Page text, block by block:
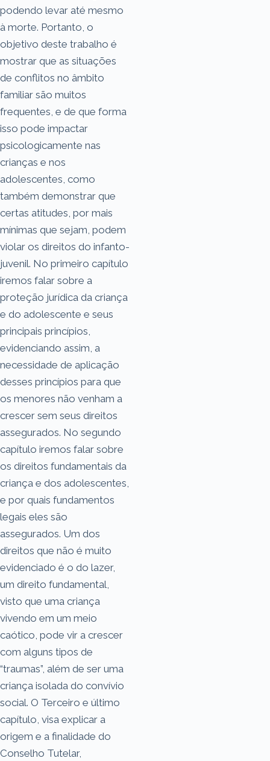
podendo levar até mesmo
à morte. Portanto, o
objetivo deste trabalho é
mostrar que as situações
de conflitos no âmbito
familiar são muitos
frequentes, e de que forma
isso pode impactar
psicologicamente nas
crianças e nos
adolescentes, como
também demonstrar que
certas atitudes, por mais
mínimas que sejam, podem
violar os direitos do infanto-
juvenil. No primeiro capítulo
iremos falar sobre a
proteção jurídica da criança
e do adolescente e seus
principais princípios,
evidenciando assim, a
necessidade de aplicação
desses princípios para que
os menores não venham a
crescer sem seus direitos
assegurados. No segundo
capítulo iremos falar sobre
os direitos fundamentais da
criança e dos adolescentes,
e por quais fundamentos
legais eles são
assegurados. Um dos
direitos que não é muito
evidenciado é o do lazer,
um direito fundamental,
visto que uma criança
vivendo em um meio
caótico, pode vir a crescer
com alguns tipos de
“traumas”, além de ser uma
criança isolada do convívio
social. O Terceiro e último
capítulo, visa explicar a
origem e a finalidade do
Conselho Tutelar,